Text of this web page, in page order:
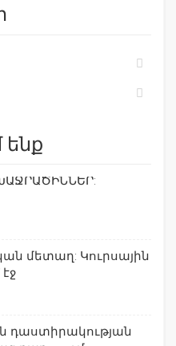
մետաղ: Կուրսային
դաստիրակության